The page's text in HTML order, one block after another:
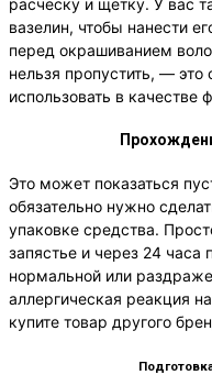
расческу и щетку. У вас
вазелин, чтобы нанести
перед окрашиванием
нельзя пропустить, —
использовать в качестве
Это может показаться
обязательно нужно
упаковке средства.
запястье и через 24 часа
нормальной или
аллергическая реакция
купите товар другого